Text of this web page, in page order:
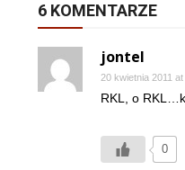
6 KOMENTARZE
jontel
20 kwietnia 2011
RKL, o
0